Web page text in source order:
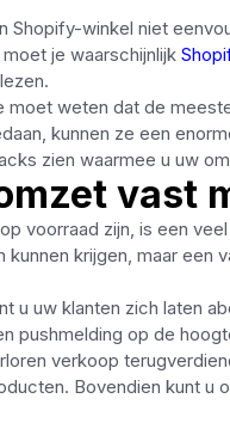
Shopify-winkel niet
je waarschijnlijk
moet weten dat de
kunnen ze een
zien waarmee u uw
vast
voorraad zijn, is een
kunnen krijgen, maar
u uw klanten zich laten
pushmelding op de
verkoop
Bovendien kunt u